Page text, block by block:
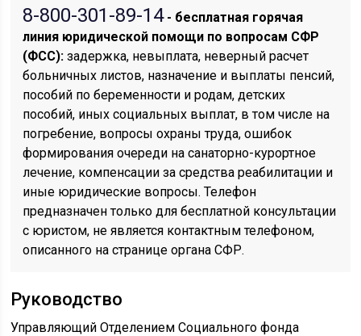
8-800-301-89-14- бесплатная горячая
линия юридической помощи по вопросам CФР
(ФСС): задержка, невыплата, неверный расчет
больничных листов, назначение и выплаты пенсий,
пособий по беременности и родам, детских
пособий, иных социальных выплат, в том числе на
погребение, вопросы охраны труда, ошибок
формирования очереди на санаторно-курортное
лечение, компенсации за средства реабилитации и
иные юридические вопросы. Телефон
предназначен только для бесплатной консультации
с юристом, не является контактным телефоном,
описанного на странице органа СФР.
Руководство
Управляющий Отделением Социального фонда